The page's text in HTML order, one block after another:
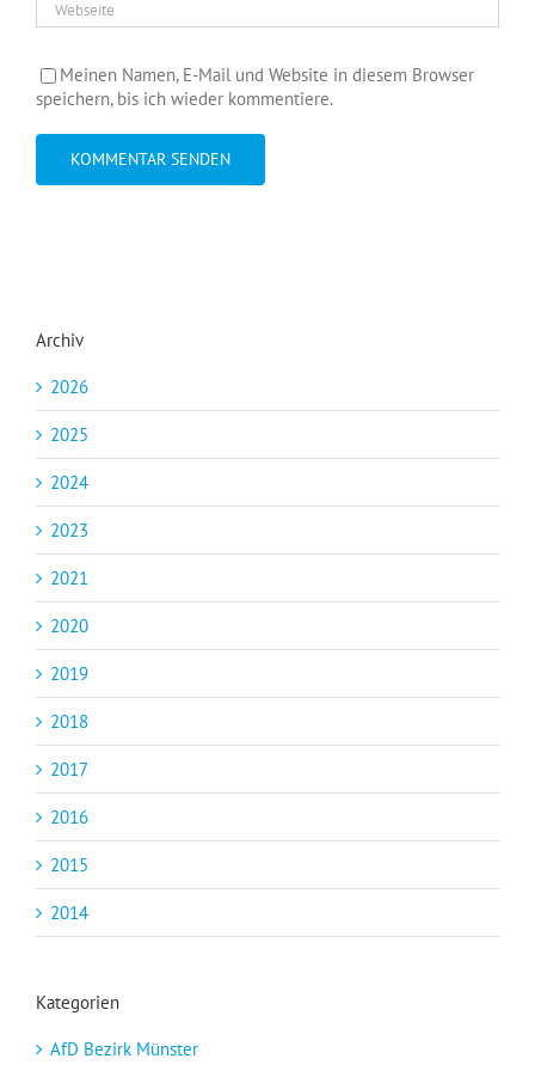
Meinen Namen, E-Mail und Website in diesem Browser
speichern, bis ich wieder kommentiere.
Archiv
2026
2025
2024
2023
2021
2020
2019
2018
2017
2016
2015
2014
Kategorien
AfD Bezirk Münster